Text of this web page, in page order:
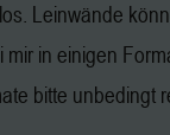
Leinwände
in einigen
bitte unbedingt